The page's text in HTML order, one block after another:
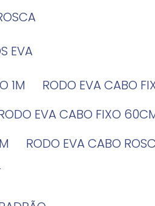
EVA
1M
RODO EVA CABO
RODO EVA CABO FIXO
RODO EVA CABO